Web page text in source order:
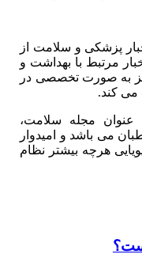
پزشکی و سلامت از
اخبار مرتبط با بهداشت و
به صورت تخصصی در
می کند.
مجله سلامت،
می باشد و امیدوار
هرچه بیشتر نظام